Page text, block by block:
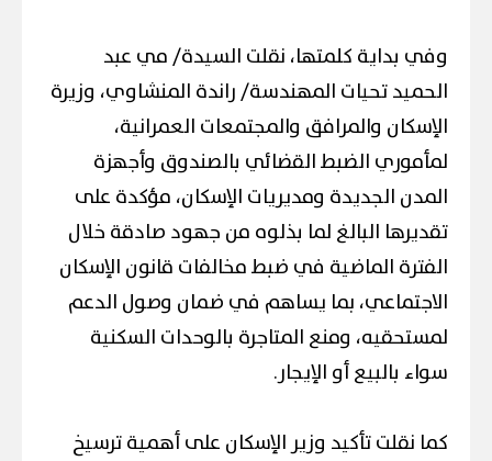
وفي بداية كلمتها، نقلت السيدة/ مي عبد
الحميد تحيات المهندسة/ راندة المنشاوي، وزيرة
الإسكان والمرافق والمجتمعات العمرانية،
لمأموري الضبط القضائي بالصندوق وأجهزة
المدن الجديدة ومديريات الإسكان، مؤكدة على
تقديرها البالغ لما بذلوه من جهود صادقة خلال
الفترة الماضية في ضبط مخالفات قانون الإسكان
الاجتماعي، بما يساهم في ضمان وصول الدعم
لمستحقيه، ومنع المتاجرة بالوحدات السكنية
سواء بالبيع أو الإيجار.
كما نقلت تأكيد وزير الإسكان على أهمية ترسيخ